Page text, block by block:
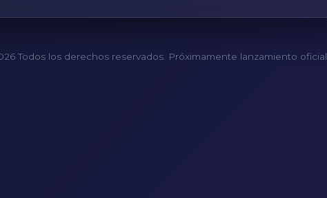
Todos los derechos reservados. Próximamente lanzamiento oficial.